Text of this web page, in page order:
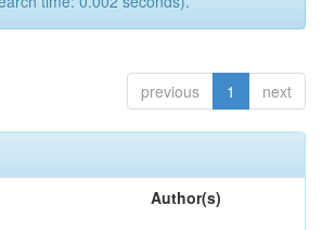
previous 1 next
Author(s)